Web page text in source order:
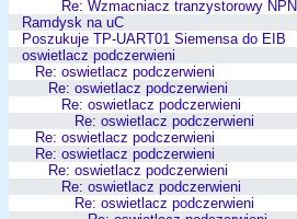
Re: Wzmacniacz tranzystorowy NPN
Ramdysk na uC
Poszukuje TP-UART01 Siemensa do EIB
oswietlacz podczerwieni
Re: oswietlacz podczerwieni
Re: oswietlacz podczerwieni
Re: oswietlacz podczerwieni
Re: oswietlacz podczerwieni
Re: oswietlacz podczerwieni
Re: oswietlacz podczerwieni
Re: oswietlacz podczerwieni
Re: oswietlacz podczerwieni
Re: oswietlacz podczerwieni